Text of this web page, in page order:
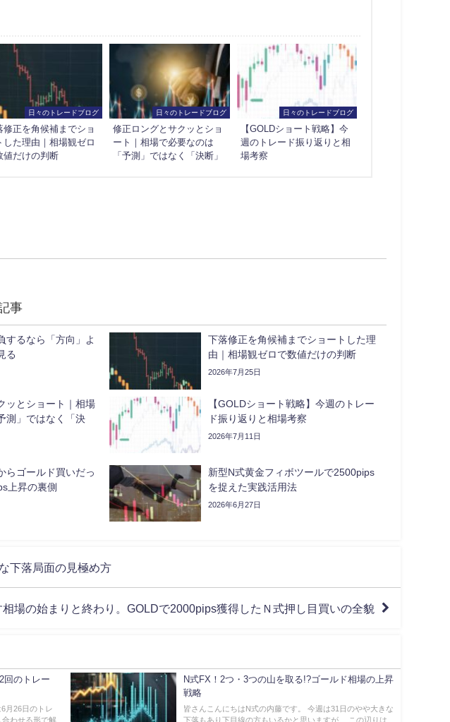
日々のトレードブログ
修正を角候補までショ
した理由｜相場観ゼロ
値だけの判断
日々のトレードブログ
修正ロングとサクッとショ
ート｜相場で必要なのは
「予測」ではなく「決断」
日々のトレードブログ
【GOLDショート戦略】今
週のトレード振り返りと相
場考察
事
するなら「方向」よ
る
下落修正を角候補までショートした理
由｜相場観ゼロで数値だけの判断
2026年7月25日
ッとショート｜相場
測」ではなく「決
【GOLDショート戦略】今週のトレー
ド振り返りと相場考察
2026年7月11日
らゴールド買いだっ
上昇の裏側
新型N式黄金フィボツールで2500pips
を捉えた実践活用法
2026年6月27日
下落局面の見極め方
場の始まりと終わり。GOLDで2000pips獲得したＮ式押し目買いの全貌
回のトレー
月26日のトレ
わせる形で解
N式FX！2つ・3つの山を取る!?ゴールド相場の上昇
戦略
皆さんこんにちはN式の内藤です。 今週は31日のやや大きな
下落もあり下目線の方もいるかと思いますが、 この辺りは